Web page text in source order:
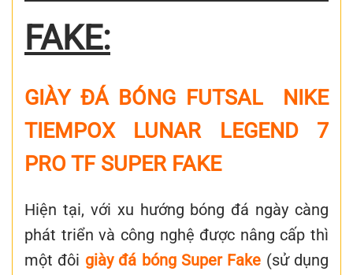
FAKE:
GIÀY ĐÁ BÓNG FUTSAL NIKE
TIEMPOX LUNAR LEGEND 7
PRO TF SUPER FAKE
Hiện tại, với xu hướng bóng đá ngày càng
phát triển và công nghệ được nâng cấp thì
một đôi giày đá bóng Super Fake (sử dụng